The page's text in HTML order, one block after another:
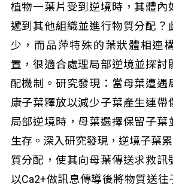
植物一葉片受到逆境時，其體內
遞到其他組織並進行物質分配？
少，而品萍特殊的葉狀體相連
置，很適合處理局部逆境並探討
配機制。研究發現：當母葉遭遇
康子葉釋放以減少子葉產生連帶
局部逆境時，母葉選擇保留子葉
生存。深入研究發現，逆境子葉
質分配，使其向母葉傳送求救訊
以Ca2+做訊息傳導後將物質送